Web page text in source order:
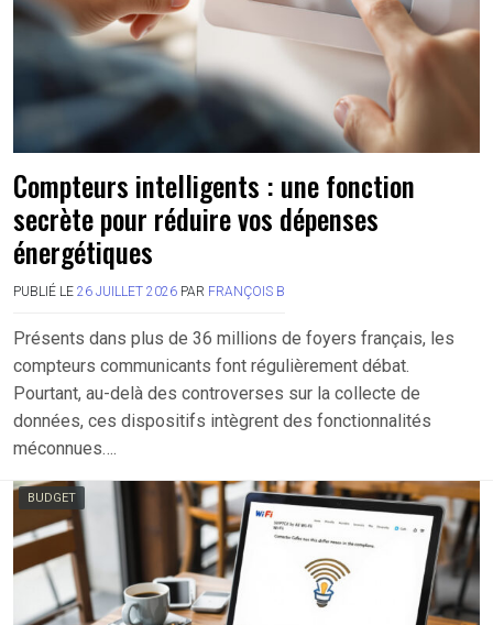
Compteurs intelligents : une fonction
secrète pour réduire vos dépenses
énergétiques
PUBLIÉ LE 26 JUILLET 2026 PAR FRANÇOIS B
Présents dans plus de 36 millions de foyers français, les
compteurs communicants font régulièrement débat.
Pourtant, au-delà des controverses sur la collecte de
données, ces dispositifs intègrent des fonctionnalités
méconnues….
BUDGET